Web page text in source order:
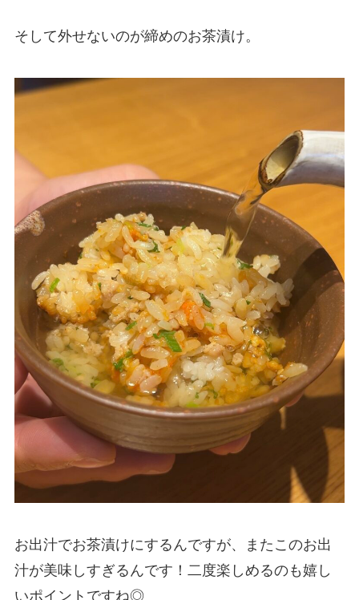
そして外せないのが締めのお茶漬け。
お出汁でお茶漬けにするんですが、またこのお出
汁が美味しすぎるんです！二度楽しめるのも嬉し
いポイントですね◎